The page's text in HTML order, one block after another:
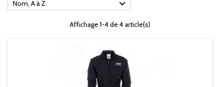
Nom, A à Z 
Affichage 1-4 de 4 article(s)